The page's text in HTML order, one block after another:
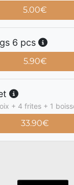
5.00€
6 pcs
5.90€
+ 4 frites + 1
33.90€